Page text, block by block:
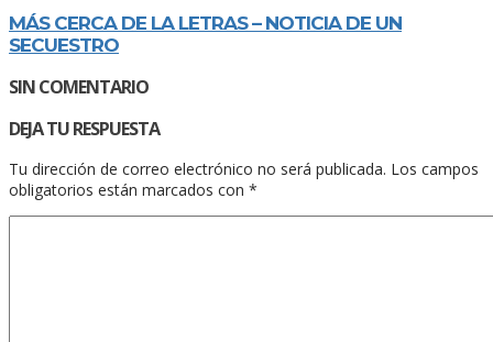
MÁS CERCA DE LA LETRAS – NOTICIA DE UN
SECUESTRO
SIN COMENTARIO
DEJA TU RESPUESTA
Tu dirección de correo electrónico no será publicada. Los campos
obligatorios están marcados con *